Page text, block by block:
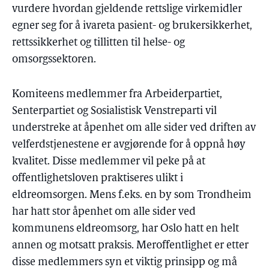
vurdere hvordan gjeldende rettslige virkemidler
egner seg for å ivareta pasient- og brukersikkerhet,
rettssikkerhet og tillitten til helse- og
omsorgssektoren.
Komiteens medlemmer fra Arbeiderpartiet,
Senterpartiet og Sosialistisk Venstreparti vil
understreke at åpenhet om alle sider ved driften av
velferdstjenestene er avgjørende for å oppnå høy
kvalitet. Disse medlemmer vil peke på at
offentlighetsloven praktiseres ulikt i
eldreomsorgen. Mens f.eks. en by som Trondheim
har hatt stor åpenhet om alle sider ved
kommunens eldreomsorg, har Oslo hatt en helt
annen og motsatt praksis. Meroffentlighet er etter
disse medlemmers syn et viktig prinsipp og må